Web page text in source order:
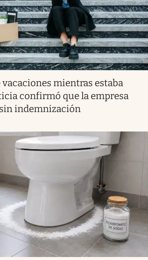
vacaciones mientras estaba
confirmó que la empresa
indemnización